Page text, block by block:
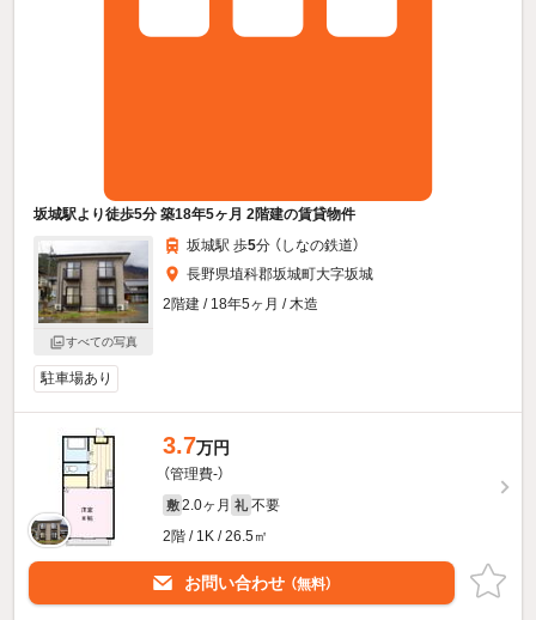
坂城駅より徒歩5分 築18年5ヶ月 2階建の賃貸物件
すべての写真
坂城駅 歩5分 （しなの鉄道）
長野県埴科郡坂城町大字坂城
2階建 / 18年5ヶ月 / 木造
駐車場あり
3.7万円
（管理費-）
敷 2.0ヶ月 礼 不要
2階 / 1K / 26.5㎡
お問い合わせ （無料）